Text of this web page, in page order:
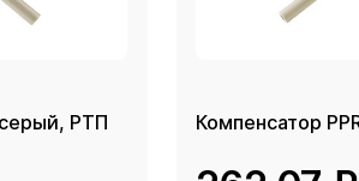
Компенсатор PPR 32, серый, РТП